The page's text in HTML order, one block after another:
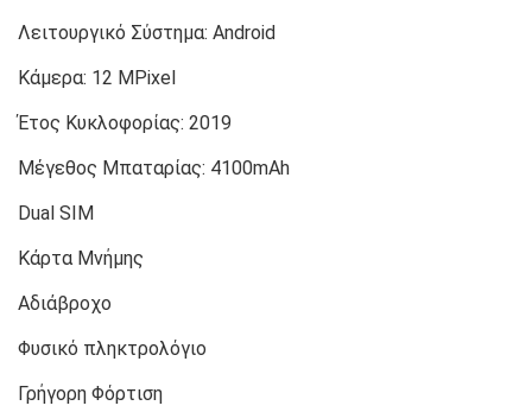
Λειτουργικό Σύστημα: Android
Κάμερα: 12 MPixel
Έτος Κυκλοφορίας: 2019
Μέγεθος Μπαταρίας: 4100mAh
Dual SIM
Κάρτα Μνήμης
Αδιάβροχο
Φυσικό πληκτρολόγιο
Γρήγορη Φόρτιση